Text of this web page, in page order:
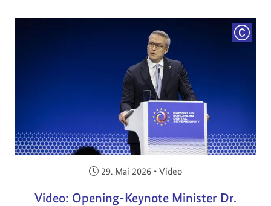
Veröffentlicht am:
29. Mai 2026 • Video
Video: Opening-Keynote Minister Dr.